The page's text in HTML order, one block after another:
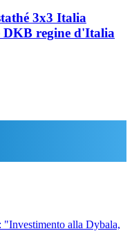
3x3 Italia
DKB regine d'Italia
"Investimento alla Dybala,